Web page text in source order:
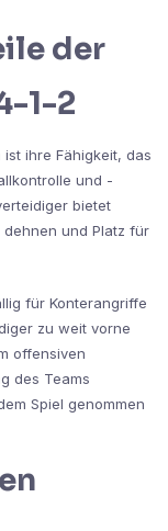
der
1-2
ihre Fähigkeit, das
und -
bietet
und Platz für
für Konterangriffe
zu weit vorne
offensiven
des Teams
Spiel genommen